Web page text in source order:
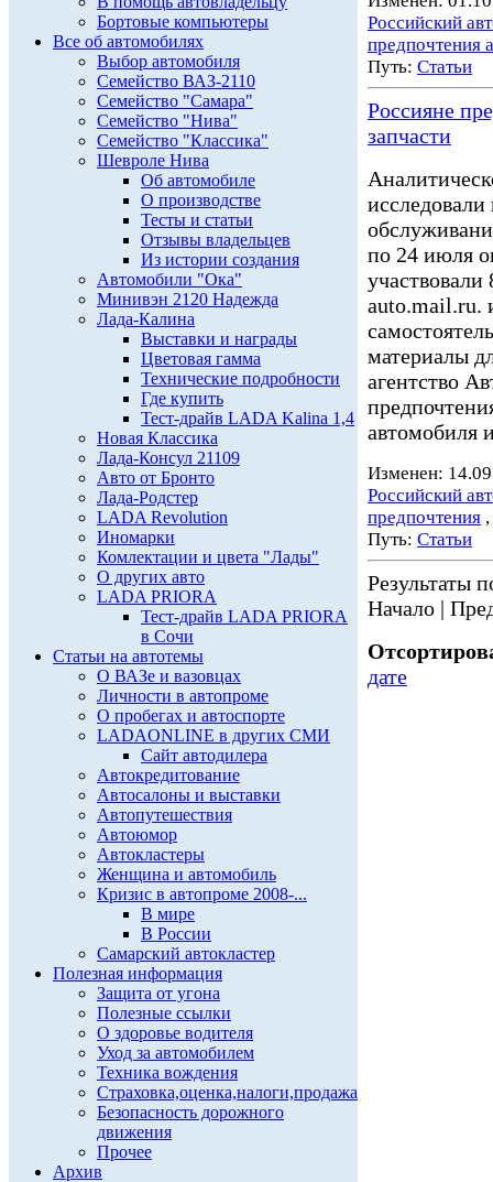
Бортовые компьютеры
Все об автомобилях
Выбор автомобиля
Семейство ВАЗ-2110
Семейство "Самара"
Семейство "Нива"
Семейство "Классика"
Шевроле Нива
Об автомобиле
О производстве
Тесты и статьи
Отзывы владельцев
Из истории создания
Автомобили "Ока"
Минивэн 2120 Надежда
Лада-Калина
Выставки и награды
Цветовая гамма
Технические подробности
Где купить
Тест-драйв LADA Kalina 1,4
Новая Классика
Лада-Консул 21109
Авто от Бронто
Лада-Родстер
LADA Revolution
Иномарки
Комлектации и цвета "Лады"
О других авто
LADA PRIORA
Тест-драйв LADA PRIORA
в Сочи
Статьи на автотемы
О ВАЗе и вазовцах
Личности в автопроме
О пробегах и автоспорте
LADAONLINE в других СМИ
Сайт автодилера
Автокредитование
Автосалоны и выставки
Автопутешествия
Автоюмор
Автокластеры
Женщина и автомобиль
Кризис в автопроме 2008-...
В мире
В России
Самарский автокластер
Полезная информация
Защита от угона
Полезные ссылки
О здоровье водителя
Уход за автомобилем
Техника вождения
Страховка,оценка,налоги,продажа
Безопасность дорожного
движения
Прочее
Архив
Российский
предпочтения
Путь: Статьи
Россияне
запчасти
исследовали
по 24 июля
участвовали
auto.mail.ru.
материалы
агентство
автомобиля
Изменен:
Российский
предпочтения ,
Путь: Статьи
Результаты
Начало |
дате